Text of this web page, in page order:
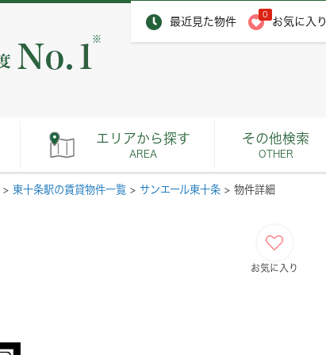
最近見た物件
0
お気に入り
※
エリアから探す
AREA
その他検索
OTHER
> 東十条駅の賃貸物件一覧 > サンエール東十条 > 物件詳細
お気に入り